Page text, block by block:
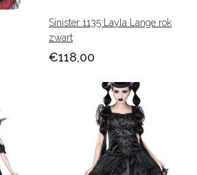
Sinister 1135 Layla Lange rok
zwart
€118,00